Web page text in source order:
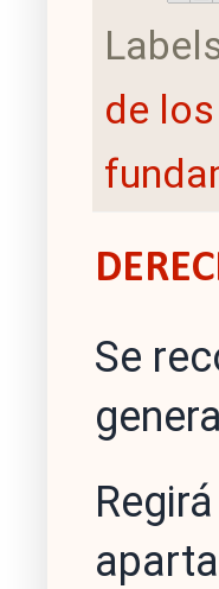
de
Se